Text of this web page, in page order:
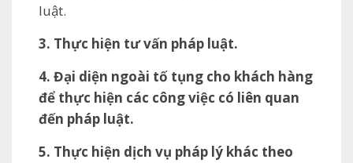
luật.
3. Thực hiện tư vấn pháp luật.
4. Đại diện ngoài tố tụng cho khách hàng
để thực hiện các công việc có liên quan
đến pháp luật.
5. Thực hiện dịch vụ pháp lý khác theo